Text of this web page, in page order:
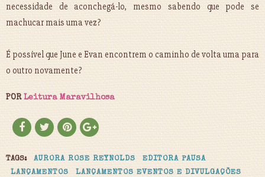
necessidade de aconchegá-lo, mesmo sabendo que pode se
machucar mais uma vez?
É possível que June e Evan encontrem o caminho de volta uma para
o outro novamente?
PORLeitura Maravilhosa
TAGS: AURORA ROSE REYNOLDS
EDITORA PAUSA
LANÇAMENTOS
LANÇAMENTOS EVENTOS E DIVULGAÇÕES